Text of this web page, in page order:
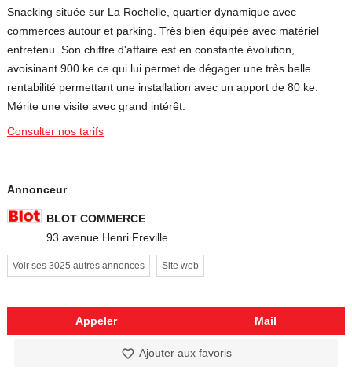
Snacking située sur La Rochelle, quartier dynamique avec
commerces autour et parking. Très bien équipée avec matériel
entretenu. Son chiffre d'affaire est en constante évolution,
avoisinant 900 ke ce qui lui permet de dégager une très belle
rentabilité permettant une installation avec un apport de 80 ke.
Mérite une visite avec grand intérêt.
Consulter nos tarifs
Annonceur
BLOT COMMERCE
93 avenue Henri Freville
Voir ses 3025 autres annonces Site web
Appeler Mail
Ajouter aux favoris